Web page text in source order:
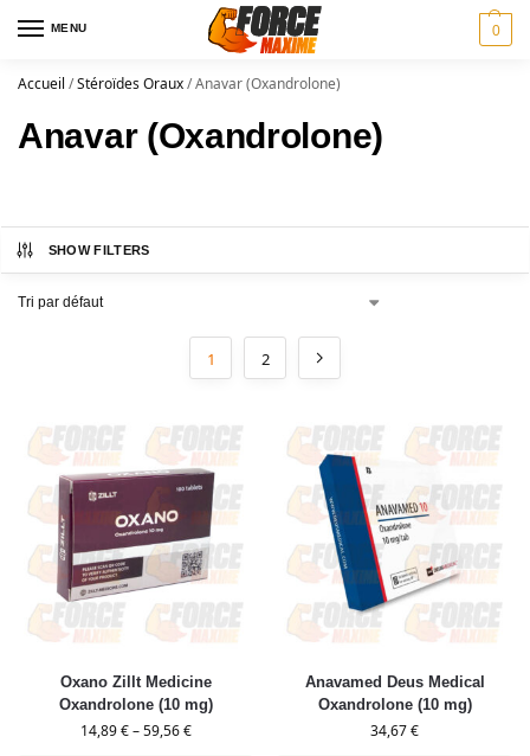
MENU 0
Accueil /Stéroïdes Oraux/Anavar (Oxandrolone)
Anavar (Oxandrolone)
SHOW FILTERS
1 2
Oxano Zillt Medicine
Oxandrolone (10 mg)
14,89€–59,56€
Anavamed Deus Medical
Oxandrolone (10 mg)
34,67€